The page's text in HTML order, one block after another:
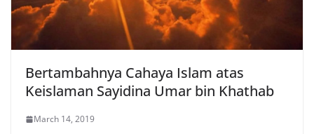
Bertambahnya Cahaya Islam atas
Keislaman Sayidina Umar bin Khathab
March 14, 2019